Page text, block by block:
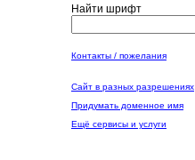
Найти шрифт
Контакты / пожелания
Сайт в разных разрешениях
Придумать доменное имя
Ещё сервисы и услуги